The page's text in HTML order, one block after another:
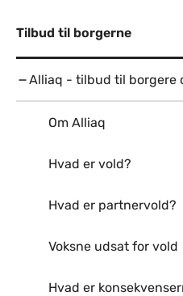
Tilbud til borgerne
Alliaq - tilbud til borgere
Om Alliaq
Hvad er vold?
Hvad er partnervold?
Voksne udsat for vold
Hvad er